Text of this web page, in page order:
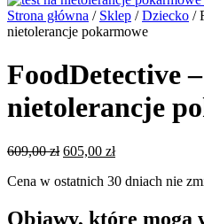
Strona główna / Sklep /Dziecko /
nietolerancje pokarmowe
FoodDetective
nietolerancje
609,00zł Pierwotna
wynosiła:
605,00 złAktualna
wynosi:
Cena w ostatnich 30 dniach nie
Objawy, które mogą